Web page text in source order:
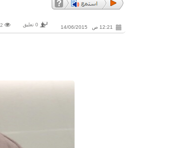
12:21 ص 14/06/2015 0 تعليق